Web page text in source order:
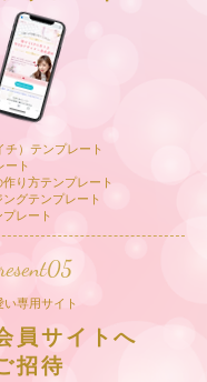
チ）テンプレート
ート
り方テンプレート
グテンプレート
レート​
い専用サイト
員サイトへ
招待